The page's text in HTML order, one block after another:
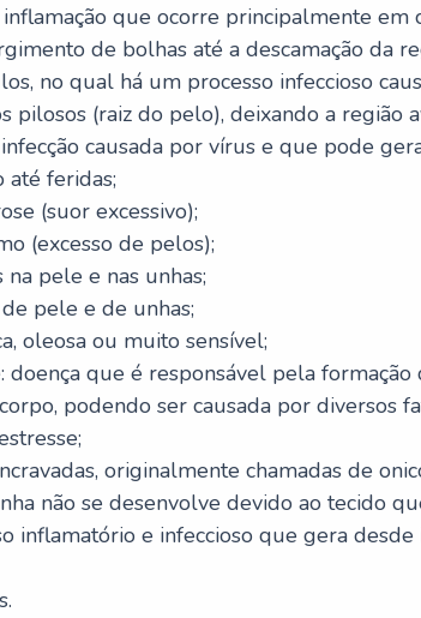
inflamação que ocorre principalmente em
de bolhas até a descamação da
no qual há um processo infeccioso
pilosos (raiz do pelo), deixando a região
causada por vírus e que pode
até feridas;
(suor excessivo);
(excesso de pelos);
na pele e nas unhas;
pele e de unhas;
oleosa ou muito sensível;
doença que é responsável pela formação
podendo ser causada por diversos
originalmente chamadas de
não se desenvolve devido ao tecido
inflamatório e infeccioso que gera desde